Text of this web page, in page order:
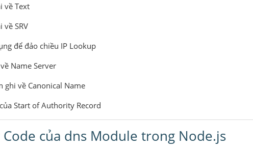
về Text
về SRV
để đảo chiều IP Lookup
Name Server
ghi về Canonical Name
Start of Authority Record
của dns Module trong Node.js